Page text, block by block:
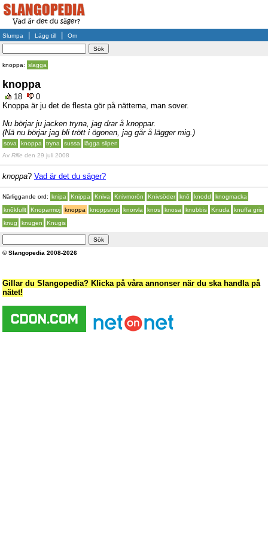
Slumpa Lägg till Om
knoppa: slagga
knoppa
18
0
Knoppa är ju det de flesta gör på nätterna, man sover.
Nu börjar ju jacken tryna, jag drar å knoppar.
(Nä nu börjar jag bli trött i ögonen, jag går å lägger mig.)
sova knoppa tryna sussa
lägga slipen
Av Rille den 29 juli 2008
knoppa? Vad är det du säger?
Närliggande ord: knipa Knippa Kniva Knivmorön Knivsöder knô knodd
knogmacka
knôkfullt
Knoparmoj knoppa knoppstrut knorvla knos knosa knubbis Knuda
knuffa gris
knug
knugen Knugis
© Slangopedia 2008-2026
Gillar du Slangopedia? Klicka på våra annonser när du ska handla på
nätet!